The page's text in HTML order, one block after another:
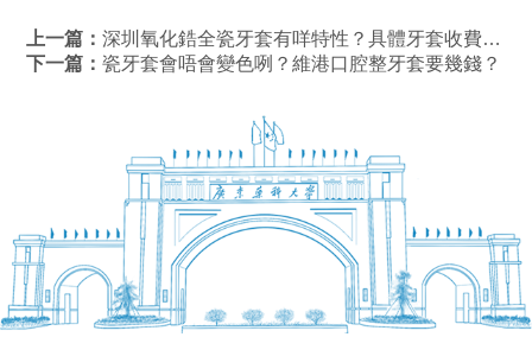
上一篇：深圳氧化鋯全瓷牙套有咩特性？具體牙套收費如何？
下一篇：瓷牙套會唔會變色咧？維港口腔整牙套要幾錢？